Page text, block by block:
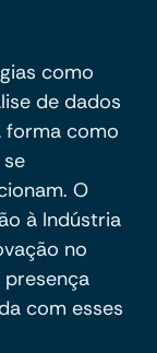
como
de dados
forma como
O
à Indústria
no
com esses